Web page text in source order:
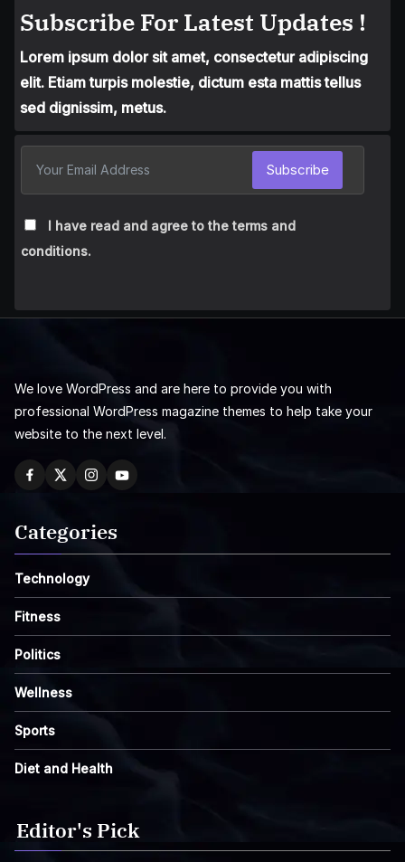
Subscribe For Latest Updates !
Lorem ipsum dolor sit amet, consectetur adipiscing
elit. Etiam turpis molestie, dictum esta mattis tellus
sed dignissim, metus.
I have read and agree to the terms and
conditions.
Subscribe
We love WordPress and are here to provide you with
professional WordPress magazine themes to help take your
website to the next level.
Categories
Technology
Fitness
Politics
Wellness
Sports
Diet and Health
Editor's Pick